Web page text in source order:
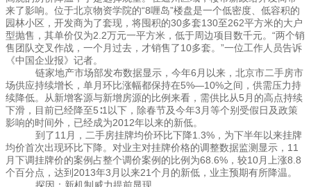
来了影响。位于北京物资学院的“8喱岛”楼盘是一个低密度、低容积的
园林小区，开发商为了套现，将囤积的30多套130至262平方米的大户
型抛售，其单价仅为2.2万元一平方米，低于周边项目数千元。“两个销
售团队交叉作战，一个月过去，才销售了10多套。”一位工作人员告诉
《中国企业报》记者。
链家地产市场部发布数据显示，今年6月以来，北京市二手房市
场供应持续增长，单月环比涨幅都保持在5%—10%之间，供需压力持
续降低。从新增客源与新增房源的比例来看，需供比从5月的高点持续
下滑，目前已经降至5∶1以下，除春节及今年3月等个别受假日及政策
影响的时间外，已经成为2012年以来的新低。
到了11月，二手房挂牌均价环比下降1.3%，为下半年以来挂牌
均价首次出现环比下降。对业主对挂牌价格的调整数据监测显示，11
月下调挂牌价的案例占整个调价案例的比例为68.6%，较10月上涨8.8
个百分点，达到2013年3月以来21个月的新低，业主预期有所降温。